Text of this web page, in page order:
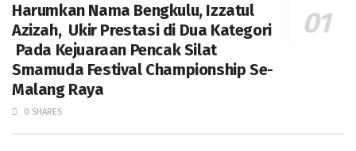
Harumkan Nama Bengkulu, Izzatul
Azizah, Ukir Prestasi di Dua Kategori
Pada Kejuaraan Pencak Silat
Smamuda Festival Championship Se-
Malang Raya
0 SHARES